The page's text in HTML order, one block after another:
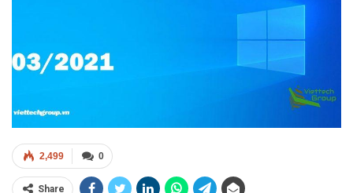
0
2,499
Share